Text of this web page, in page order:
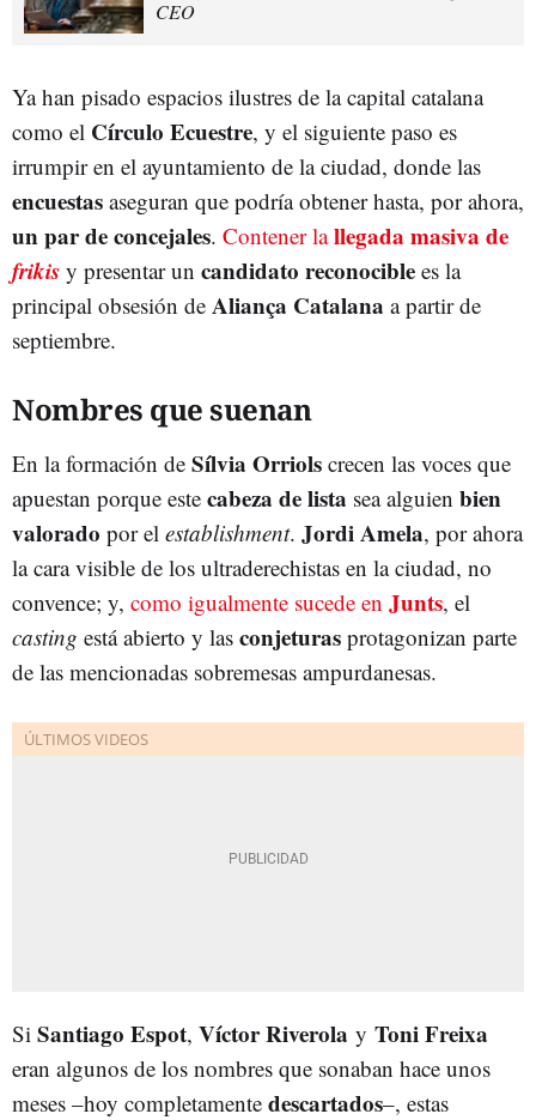
CEO
Ya han pisado espacios ilustres de la capital catalana
como el Círculo Ecuestre, y el siguiente paso es
irrumpir en el ayuntamiento de la ciudad, donde las
encuestas aseguran que podría obtener hasta, por ahora,
un par deconcejales. Contener lallegada masiva de
frikis y presentar un candidato reconocible es la
principal obsesión de Aliança Catalana a partir de
septiembre.
Nombres que suenan
En la formación de Sílvia Orriols crecen las voces que
apuestan porque este cabeza de lista sea alguien bien
valorado por el establishment. Jordi Amela, por ahora
la cara visible de los ultraderechistas en la ciudad, no
convence; y, como igualmente sucede en Junts, el
casting está abierto y las conjeturas protagonizan parte
de las mencionadas sobremesas ampurdanesas.
Si Santiago Espot, Víctor Riverola y Toni Freixa
eran algunos de los nombres que sonaban hace unos
meses –hoy completamente descartados–, estas